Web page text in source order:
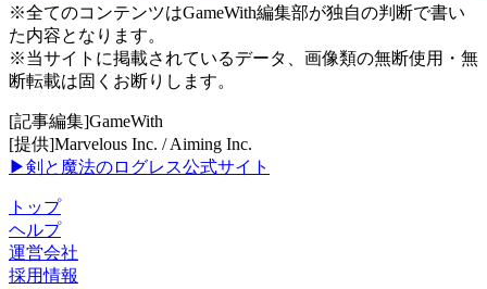
※全てのコンテンツはGameWith編集部が独自の判断で書い
た内容となります。
※当サイトに掲載されているデータ、画像類の無断使用・無
断転載は固くお断りします。
[記事編集]GameWith
[提供]Marvelous Inc. / Aiming Inc.
▶剣と魔法のログレス公式サイト
トップ
ヘルプ
運営会社
採用情報